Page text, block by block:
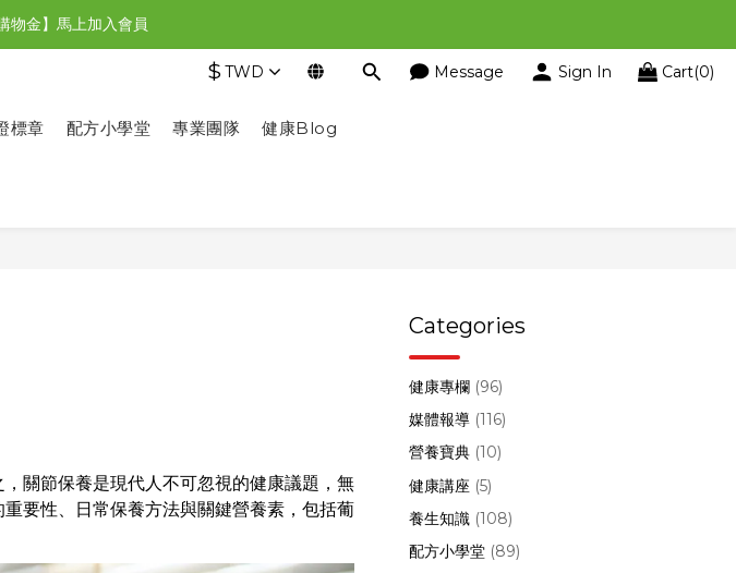
1,000送500購物金！
物金】馬上加入會員
$ TWD Message Sign In Cart(0)
標章 配方小學堂 專業團隊 健康Blog
關節保養是現代人不可忽視的健康議題，無
要性、日常保養方法與關鍵營養素，包括葡
Categories
健康專欄 (96)
媒體報導 (116)
營養寶典 (10)
健康講座 (5)
養生知識 (108)
配方小學堂 (89)